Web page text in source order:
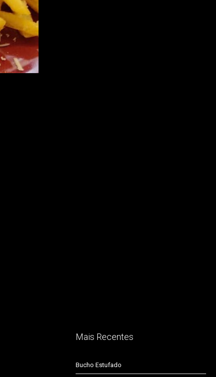
Mais Recentes
Bucho Estufado